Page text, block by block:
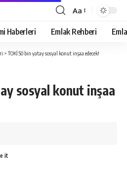
Yazı
Tipi
Boyutlandırıcı
Aa
Haberleri Emlak Rehberi
>TOKİ 50 bin yatay sosyal konut inşaa edecek!
sosyal konut inşaa